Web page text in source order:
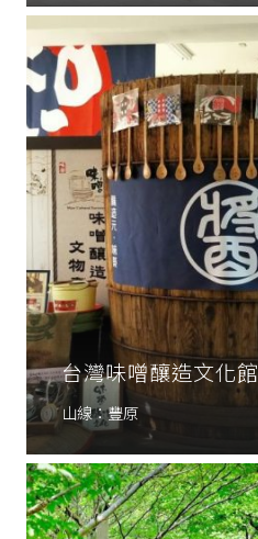
台灣味噌釀造文化館
山線：豐原